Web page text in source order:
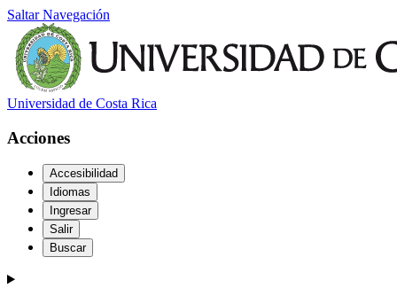
Saltar Navegación
Universidad de Costa Rica
Acciones
Accesibilidad
Idiomas
Ingresar
Salir
Buscar